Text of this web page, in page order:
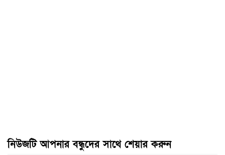
নিউজটি আপনার বন্ধুদের সাথে শেয়ার করুন